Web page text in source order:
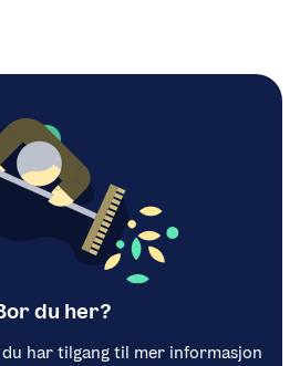
du her?
du har tilgang til mer informasjon